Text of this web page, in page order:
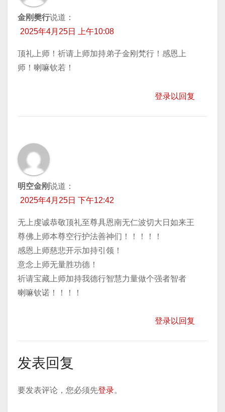
金刚樊行说道：
2025年4月25日 上午10:08
顶礼上师！祈请上师加持弟子金刚梵行！感恩上
师！喇嘛钦若！
登录以回复
明空金刚说道：
2025年4月25日 下午12:42
无上虔诚恭敬顶礼至尊具恩南无仁波切大日如来王
尊佛上师本尊空行护法善神们！！！！！
感恩上师慈悲开示加持引领！
意念上师无量胜功德！
祈请宝藏上师加持我德行智慧力量做个强者智者
喇嘛钦诺！！！！
登录以回复
发表回复
要发表评论，您必须先登录。